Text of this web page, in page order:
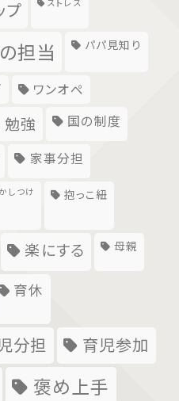
プ ストレス
担当 パパ見知り
ワンオペ
勉強 国の制度
家事分担
しつけ 抱っこ紐
楽にする 母親
育休
分担
育児参加
褒め上手